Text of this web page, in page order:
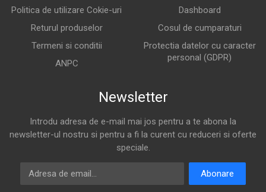
Politica de utilizare Cokie-uri
Returul produselor
Termeni si conditii
ANPC
Dashboard
Cosul de cumparaturi
Protectia datelor cu caracter
personal (GDPR)
Newsletter
Introdu adresa de e-mail mai jos pentru a te abona la
newsletter-ul nostru si pentru a fi la curent cu reduceri si oferte
speciale.
Adresa de email
Abonare